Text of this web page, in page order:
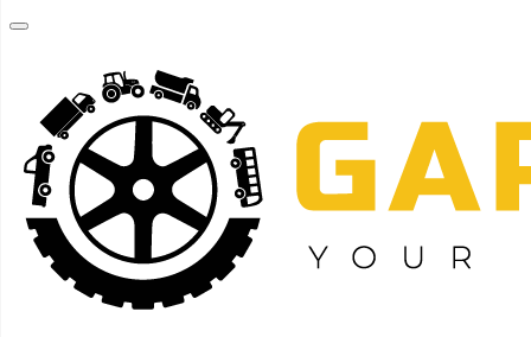
ব্র্যান্ড
ট্রাক
তুলনা
ডিলার
খুঁজুন
অন্যান্য